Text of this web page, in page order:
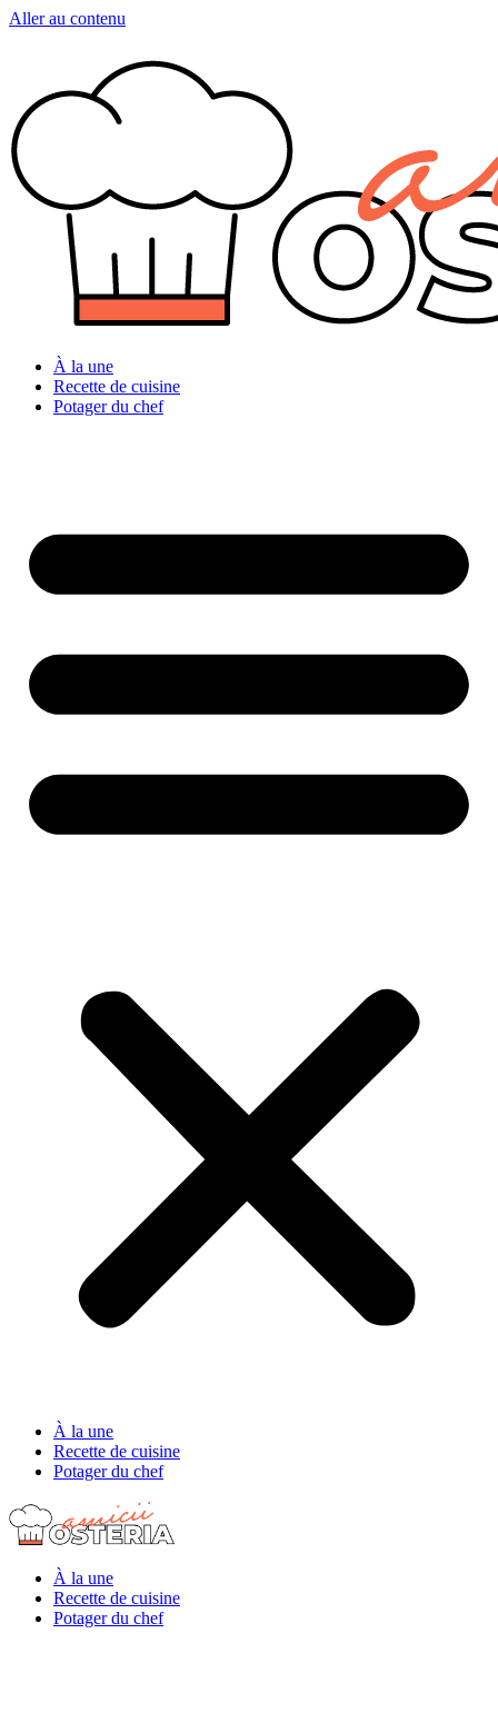
Aller au contenu
À la une
Recette de cuisine
Potager du chef
À la une
Recette de cuisine
Potager du chef
À la une
Recette de cuisine
Potager du chef